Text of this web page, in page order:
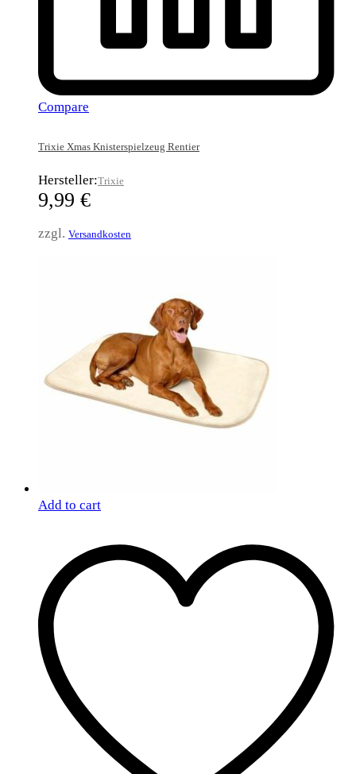
Compare
Trixie Xmas Knisterspielzeug Rentier
Hersteller:Trixie
9,99 €
zzgl. Versandkosten
Add to cart